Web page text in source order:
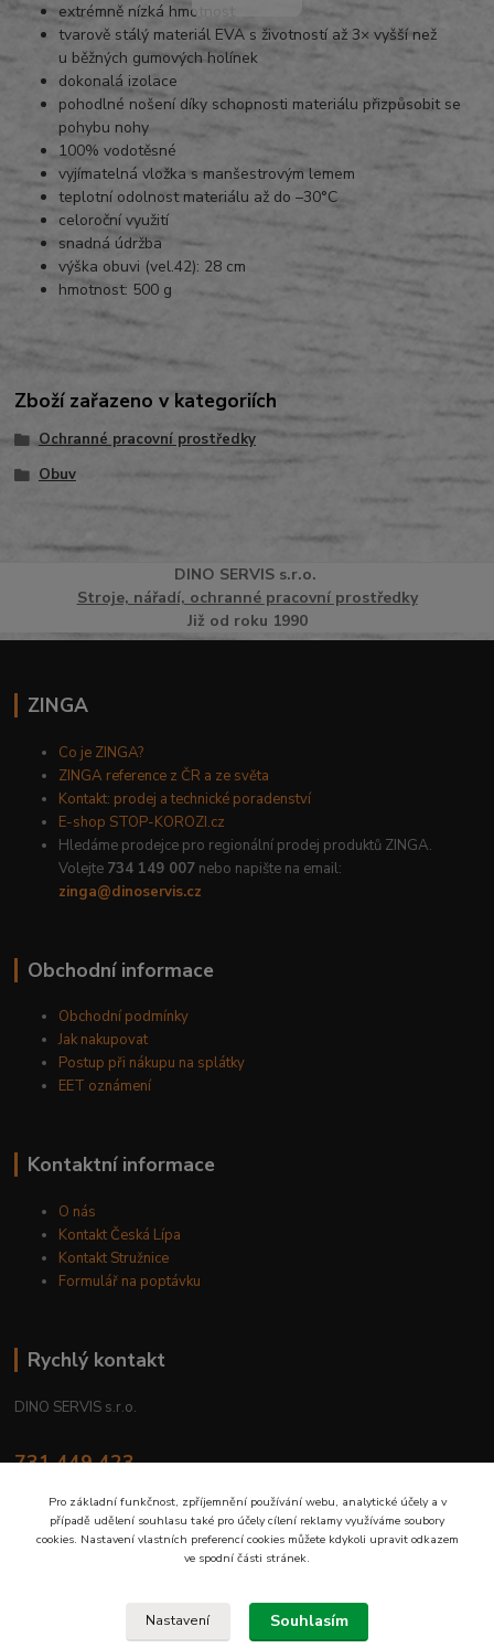
extrémně nízká hmotnost
tvarově stálý materiál EVA s životností až 3× vyšší než
u běžných gumových holínek
dokonalá izolace
pohodlné nošení díky schopnosti materiálu přizpůsobit se
pohybu nohy
100% vodotěsné
vyjímatelná vložka s manšestrovým lemem
teplotní odolnost materiálu až do –30°C
celoroční využití
snadná údržba
výška obuvi (vel.42): 28 cm
hmotnost: 500 g
Zboží zařazeno v kategoriích
Ochranné pracovní prostředky
Obuv
DINO SERVISs.r.o.
Stroje, nářadí, ochranné pracovní prostředky
Již od roku 1990
ZINGA
Co je ZINGA?
ZINGA reference z ČR a ze světa
Kontakt: prodej a technické poradenství
E-shop STOP-KOROZI.cz
Hledáme prodejce pro regionální prodej produktů ZINGA.
Volejte 734 149 007 nebo napište na email:
zinga@dinoservis.cz
Obchodní informace
Obchodní podmínky
Jak nakupovat
Postup při nákupu na splátky
EET oznámení
Kontaktní informace
O nás
Kontakt Česká Lípa
Kontakt Stružnice
Formulář na poptávku
Rychlý kontakt
DINO SERVIS s.r.o.
731 449 423
prodejna@dinoservis.cz
Pro základní funkčnost, zpříjemnění používání webu, analytické účely a v
případě udělení souhlasu také pro účely cílení reklamy využíváme soubory
cookies. Nastavení vlastních preferencí cookies můžete kdykoli upravit odkazem
ve spodní části stránek.
Nastavení Souhlasím